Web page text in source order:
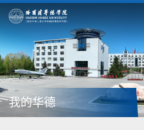
我的华德